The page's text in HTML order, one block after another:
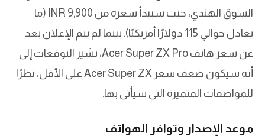
السوق الهندي، حيث سيبدأ سعره من INR 9,900 (ما
يعادل حوالي 115 دولارًا أمريكيًا). بينما لم يتم الإعلان بعد
عن سعر هاتف Acer Super ZX Pro، تشير التوقعات إلى
أنه سيكون ضعف سعر Acer Super ZX على الأقل، نظرًا
للمواصفات المتميزة التي سيأتي بها.
موعد الإصدار وتوافر الهواتف